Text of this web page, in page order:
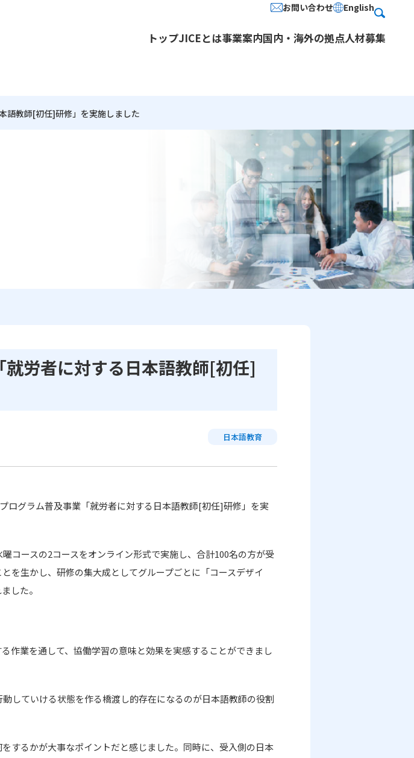
お問い合わせ English
トップJICEとは
情報公開 (役員名簿・定款)
パンフレットダウンロード
事業案内
多文化共生・日本語教育
国内・海外の拠点人材募集
語教師[初任]研修」を実施しました
労者に対する日本語教師[初任]
日本語教育
ログラム普及事業「就労者に対する日本語教師[初任]研修」を実
コースの2コースをオンライン形式で実施し、合計100名の方が受
を生かし、研修の集大成としてグループごとに「コースデザイ
した。
作業を通して、協働学習の意味と効果を実感することができまし
していける状態を作る橋渡し的存在になるのが日本語教師の役割
するかが大事なポイントだと感じました。同時に、受入側の日本